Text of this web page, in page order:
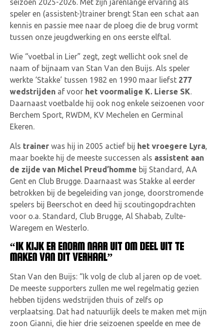
seizoen 2025-2026. Met zijn jarenlange ervaring als
speler en (assistent-)trainer brengt Stan een schat aan
kennis en passie mee naar de ploeg die de brug vormt
tussen onze jeugdwerking en ons eerste elftal.
Wie “voetbal in Lier” zegt, zegt wellicht ook snel de
naam of bijnaam van Stan Van den Buijs. Als speler
werkte ‘Stakke’ tussen 1982 en 1990 maar liefst 277
wedstrijden af voor het voormalige K. Lierse SK.
Daarnaast voetbalde hij ook nog enkele seizoenen voor
Berchem Sport, RWDM, KV Mechelen en Germinal
Ekeren.
Als trainer was hij in 2005 actief bij het vroegere Lyra,
maar boekte hij de meeste successen als assistent aan
de zijde van Michel Preud’homme bij Standard, AA
Gent en Club Brugge. Daarnaast was Stakke al eerder
betrokken bij de begeleiding van jonge, doorstromende
spelers bij Beerschot en deed hij scoutingopdrachten
voor o.a. Standard, Club Brugge, Al Shabab, Zulte-
Waregem en Westerlo.
“IK KIJK ER ENORM NAAR UIT OM DEEL UIT TE
MAKEN VAN DIT VERHAAL”
Stan Van den Buijs: “Ik volg de club al jaren op de voet.
De meeste supporters zullen me wel regelmatig gezien
hebben tijdens wedstrijden thuis of zelfs op
verplaatsing. Dat had natuurlijk deels te maken met mijn
zoon Gianni, die hier drie seizoenen speelde en mee de